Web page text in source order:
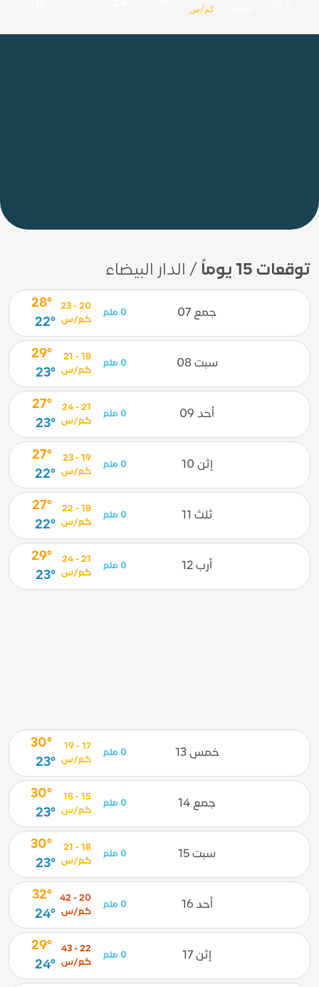
كم/س
توقعات 15 يوماً / الدار البيضاء
جمع 07 0 ملم
20 - 23
كم/س
28°
22°
سبت 08 0 ملم
18 - 21
كم/س
29°
23°
أحد 09 0 ملم
21 - 24
كم/س
27°
23°
إثن 10 0 ملم
19 - 23
كم/س
27°
22°
ثلث 11 0 ملم
18 - 22
كم/س
27°
22°
أرب 12 0 ملم
21 - 24
كم/س
29°
23°
خمس 13 0 ملم
17 - 19
كم/س
30°
23°
جمع 14 0 ملم
15 - 18
كم/س
30°
23°
سبت 15 0 ملم
18 - 21
كم/س
30°
23°
أحد 16 0 ملم
20 - 42
كم/س
32°
24°
إثن 17 0 ملم
22 - 43
كم/س
29°
24°